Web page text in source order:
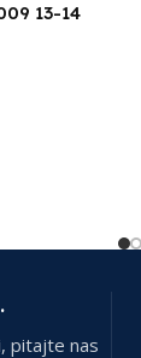
13-14
pitajte nas